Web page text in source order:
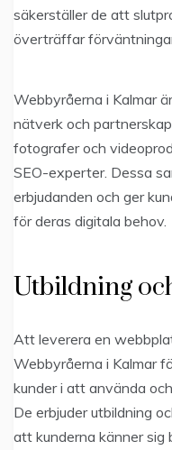
säkerställer de att
överträffar
Webbyråerna i Kalmar
nätverk och
fotografer och
SEO-experter. Dessa
erbjudanden och ger
för deras digitala behov.
Utbildning
Att leverera en
Webbyråerna i Kalmar
kunder i att använda
De erbjuder utbildning
att kunderna känner sig